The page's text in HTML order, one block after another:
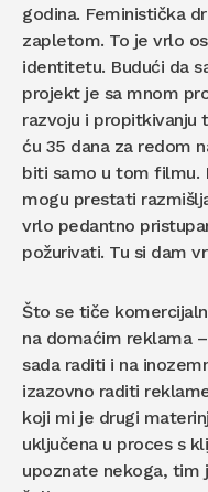
godina. Feministička
zapletom. To je vrlo
identitetu. Budući da
projekt je sa mnom
razvoju i propitkivanju
ću 35 dana za redom
biti samo u tom filmu.
mogu prestati
vrlo pedantno
požurivati. Tu si dam
Što se tiče
na domaćim reklama
sada raditi i na
izazovno raditi
koji mi je drugi
uključena u proces s
upoznate nekoga, tim